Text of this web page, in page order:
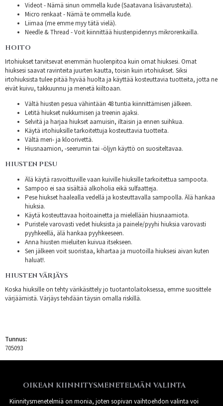
Videot - Nämä sinun ommella kude (Saatavana lisävarusteita).
Micro renkaat - Nämä te ommella kude.
Liimaa (me emme myy tätä vielä).
Needle & Thread - Voit kiinnittää hiustenpidennys mikrorenkailla.
HOITO
Irtohiukset tarvitsevat enemmän huolenpitoa kuin omat hiuksesi. Omat
hiuksesi saavat ravinteita juurten kautta, toisin kuin irtohiukset. Siksi
irtohiuksista tulee pitää hyvää huolta ja käyttää kosteuttavia tuotteita, jotta ne
eivät kuivu, takkuunnu ja menetä kiiltoaan.
Vältä hiusten pesua vähintään 48 tuntia kiinnittämisen jälkeen.
Letitä hiukset nukkumisen ja treenin ajaksi.
Selvitä ja harjaa hiukset aamuisin, iltaisin ja ennen suihkua.
Käytä irtohiuksille tarkoitettuja kosteuttavia tuotteita.
Vältä meri- ja kloorivettä.
Hiusnaamion, -seerumin tai -öljyn käyttö on suositeltavaa.
HIUSTEN PESU
Älä käytä rasvoittuville vaan kuiville hiuksille tarkoitettua sampoota.
Sampoo ei saa sisältää alkoholia eikä sulfaatteja.
Pese hiukset haalealla vedellä ja kosteuttavalla sampoolla. Älä hankaa
hiuksia.
Käytä kosteuttavaa hoitoainetta ja mielellään hiusnaamiota.
Puristele varovasti vedet hiuksista ja painele/pyyhi hiuksia varovasti
pyyhkeellä, älä hankaa pyyhkeeseen.
Anna hiusten mieluiten kuivua itsekseen.
Sen jälkeen voit suoristaa, kihartaa ja muotoilla hiuksesi aivan kuten
haluat!.
HIUSTEN VÄRJÄYS
Koska hiuksille on tehty värikäsittely jo tuotantolaitoksessa, emme suosittele
värjäämistä. Värjäys tehdään täysin omalla riskillä.
Tunnus:
705093
OIKEAN KIINNITYSMENETELMÄN VALINTA
Kiinnitysmenetelmiä on monia, joten sopivan vaihtoehdon valinta voi